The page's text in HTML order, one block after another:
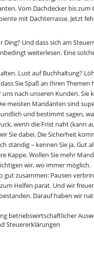
Vom Dachdecker bis
mit Dachterrasse. Jetzt
Und dass sich am
weiterlesen. Eine
Lust auf Buchhaltung?
Sie Spaß an Ihren
nach unseren Kunden. Sie
meisten Mandanten sind
und bestimmt sagen,
wenn die Frist naht (kann
Sie dabei. Die Sicherheit
ständig – kennen Sie ja. Gut
Kappe. Wollen Sie mehr
wir, wo immer möglich.
gut zusammen: Pausen
Helfen parat. Und wir
Darauf haben wir
betriebswirtschaftlicher
Steuererklärungen